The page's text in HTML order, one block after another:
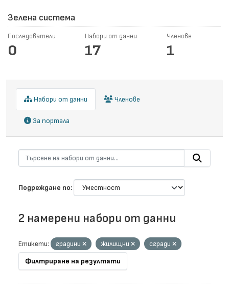
Зелена система
Последователи
0
Набори от данни
17
Членове
1
Набори от данни Членове
За портала
Подреждане по
2 намерени набори от данни
Етикети: градини жилищни
сгради
Филтриране на резултати